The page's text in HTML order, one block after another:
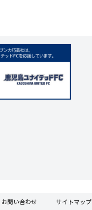
お問い合わせ サイトマップ